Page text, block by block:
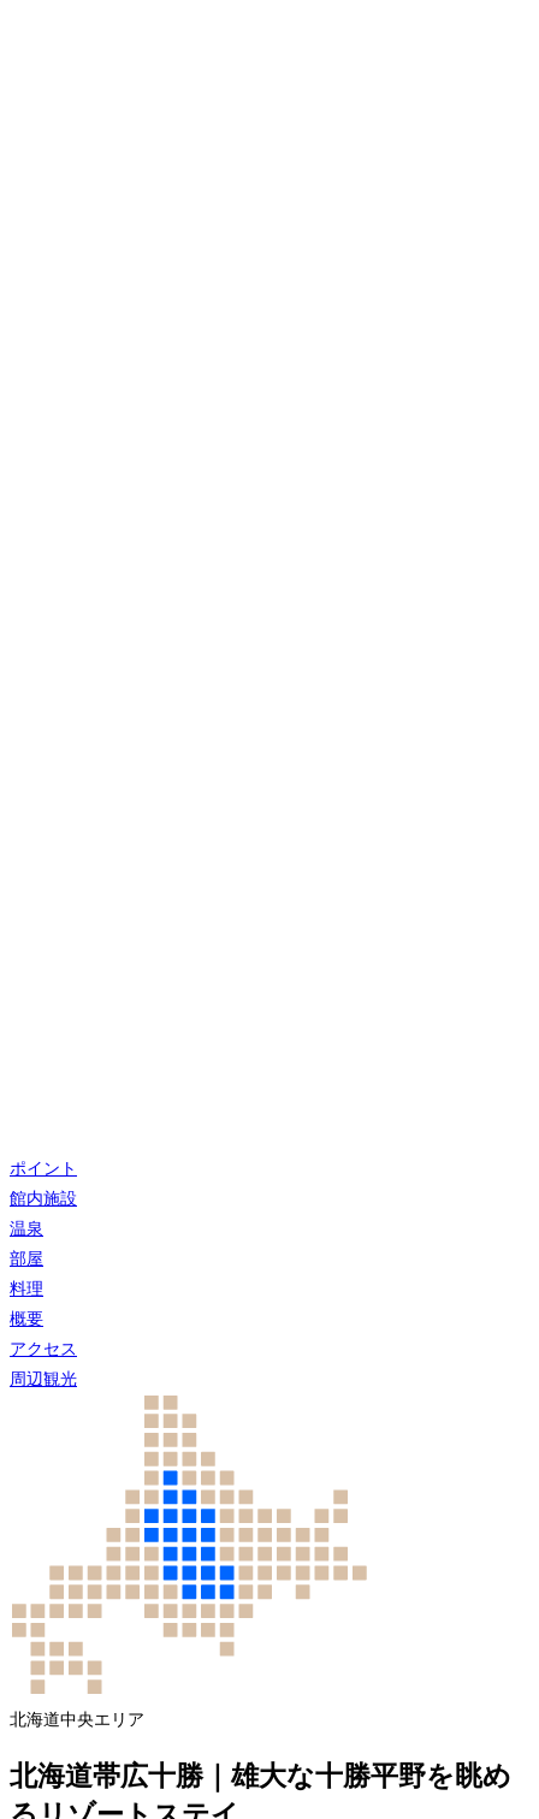
ポイント
館内施設
温泉
部屋
料理
概要
アクセス
周辺観光
北海道中央エリア
北海道帯広十勝｜雄大な十勝平野を眺め